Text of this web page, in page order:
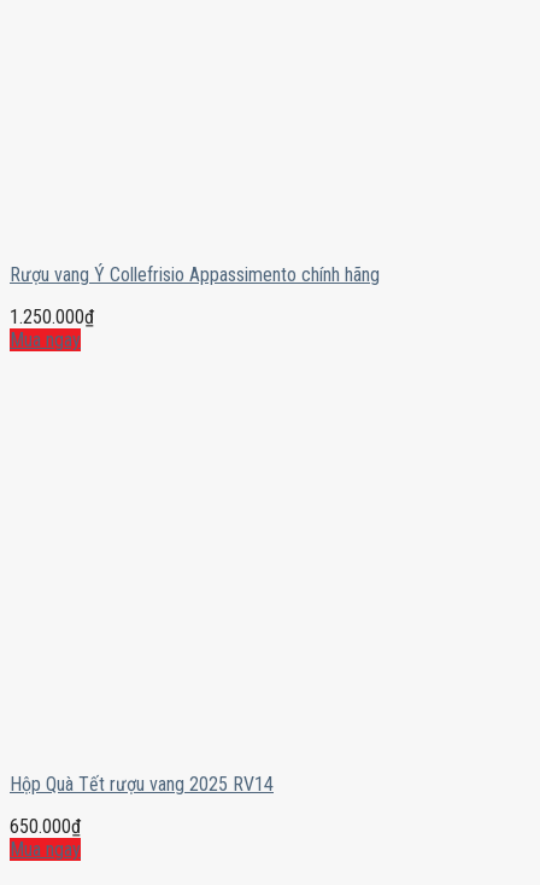
Rượu vang Ý Collefrisio Appassimento chính hãng
1.250.000₫
Mua ngay
Hộp Quà Tết rượu vang 2025 RV14
650.000₫
Mua ngay